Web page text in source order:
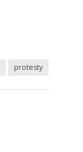
protesty